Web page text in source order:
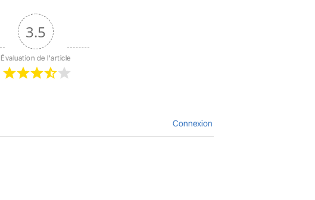
3.5
Évaluation de l'article
Connexion